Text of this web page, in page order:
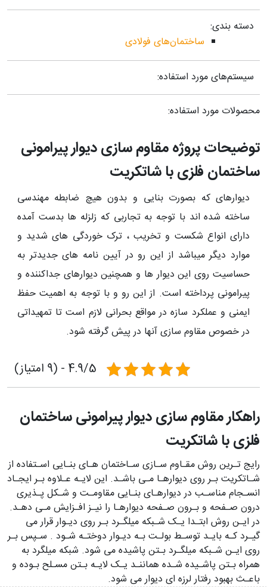
دسته بندی:
ساختمان‌های فولادی
سیستم‌های مورد استفاده:
محصولات مورد استفاده:
توضیحات پروژه مقاوم سازی دیوار پیرامونی
ساختمان فلزی با شاتکریت
دیوارهای که بصورت بنایی و بدون هیچ ضابطه مهندسی
ساخته شده اند با توجه به تجاربی که زلزله ها بدست آمده
دارای انواع شکست و تخریب ، ترک خوردگی های شدید و
موارد دیگر می­باشد از این رو در آیین نامه های جدیدتر به
حساسیت روی این دیوار ها و همچنین دیوارهای جداکننده و
پیرامونی پرداخته است. از این رو و با توجه به اهمیت حفظ
ایمنی و عملکرد سازه در مواقع بحرانی لازم است تا تمهیداتی
در خصوص مقاوم سازی آنها در پیش گرفته شود.
4.9/5 - (9 امتیاز)
راهکار مقاوم سازی دیوار پیرامونی ساختمان
فلزی با شاتکریت
رایج تـرین روش مقـاوم سـازی سـاختمان هـای بنـایی اسـتفاده از
شـاتکریت بـر روی دیوارهـا مـی باشـد. این لایـه عـلاوه بـر ایجـاد
انسـجام مناسـب در دیوارهـای بنـایی مقاومـت و شـکل پـذیری
درون صـفحه و بـرون صـفحه دیوارهـا را نیـز افـزایش مـی دهـد.
در ایـن روش ابتـدا یـک شـبکه میلگـرد بـر روی دیـوار قرار می
گیـرد کـه بایـد توسـط بولـت بـه دیـوار دوختـه شـود . سـپس بـر
روی ایـن شـبکه میلگـرد بـتن پاشیده می شود. شبکه میلگرد به
همراه بـتن پاشـیده شـده هماننـد یـک لایـه بـتن مسـلح بـوده و
باعـث بهبود رفتار لرزه ای دیوار می شود.